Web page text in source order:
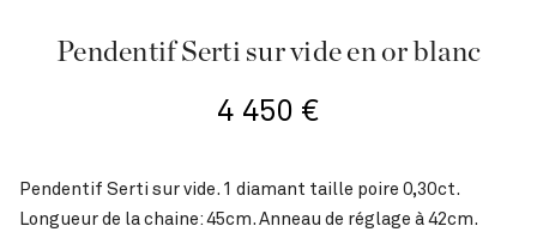
Pendentif Serti sur vide en or blanc
4 450 €
Pendentif Serti sur vide. 1 diamant taille poire 0,30ct.
Longueur de la chaine: 45cm. Anneau de réglage à 42cm.